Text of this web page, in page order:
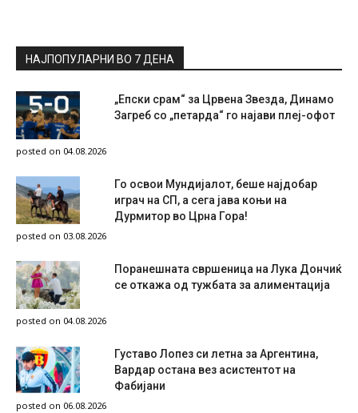
НАЈПОПУЛАРНИ ВО 7 ДЕНА
„Епски срам“ за Црвена Звезда, Динамо
Загреб со „петарда“ го најави плеј-офот
posted on 04.08.2026
Го освои Мундијалот, беше најдобар
играч на СП, а сега јава коњи на
Дурмитор во Црна Гора!
posted on 03.08.2026
Поранешната свршеница на Лука Дончиќ
се откажа од тужбата за алиментација
posted on 04.08.2026
Густаво Лопез си летна за Аргентина,
Вардар остана вез асистентот на
Фабијани
posted on 06.08.2026